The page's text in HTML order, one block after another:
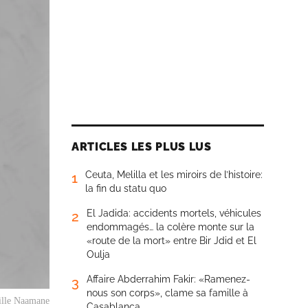
Naamane
ARTICLES LES PLUS LUS
1
Ceuta, Melilla et les miroirs de l’histoire:
la fin du statu quo
2
El Jadida: accidents mortels, véhicules
endommagés… la colère monte sur la
«route de la mort» entre Bir Jdid et El
Oulja
3
Affaire Abderrahim Fakir: «Ramenez-
nous son corps», clame sa famille à